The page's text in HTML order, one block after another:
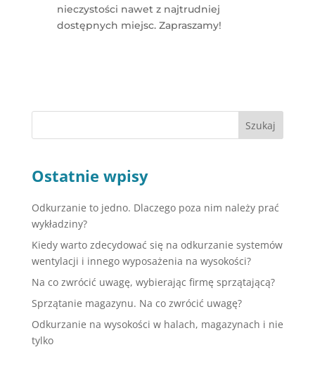
nieczystości nawet z najtrudniej
dostępnych miejsc. Zapraszamy!
Szukaj
Ostatnie wpisy
Odkurzanie to jedno. Dlaczego poza nim należy prać
wykładziny?
Kiedy warto zdecydować się na odkurzanie systemów
wentylacji i innego wyposażenia na wysokości?
Na co zwrócić uwagę, wybierając firmę sprzątającą?
Sprzątanie magazynu. Na co zwrócić uwagę?
Odkurzanie na wysokości w halach, magazynach i nie
tylko